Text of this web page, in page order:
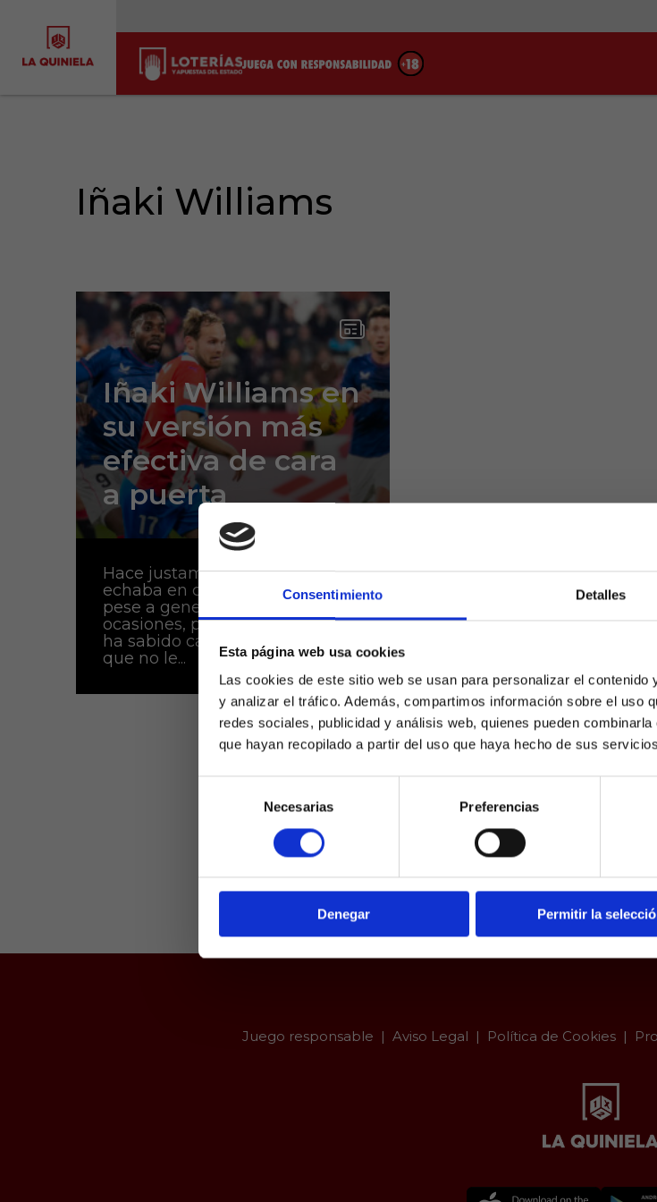
Consentimiento Detalles
Esta página web usa cookies
Las cookies de este sitio web se usan para personalizar el
y analizar el tráfico. Además, compartimos información sobre el uso
redes sociales, publicidad y análisis web, quienes pueden
que hayan recopilado a partir del uso que haya hecho de sus
consentimiento
Necesarias Preferencias
Denegar Permitir la
SÍ, SOY MAYOR DE
NO SOY MAYOR DE
Laquiniela.es es un sitio cuyo contenido está
mayores de edad. Para asegurar que a este sitio
de edad, se incorpora un filtro de edad al
responsabilidad y
Iñaki Williams
Iñaki Williams en
su versión más
efectiva de cara
a puerta
Hace justamente un año se le
echaba en cara su falta de gol
pese a generar muchas
ocasiones, pero Iñaki Williams
ha sabido cambiar de registro y
que no le...
Juego responsable Aviso Legal Política de Cookies